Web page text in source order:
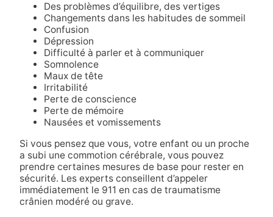
Des problèmes d’équilibre, des vertiges
Changements dans les habitudes de sommeil
Confusion
Dépression
Difficulté à parler et à communiquer
Somnolence
Maux de tête
Irritabilité
Perte de conscience
Perte de mémoire
Nausées et vomissements
Si vous pensez que vous, votre enfant ou un proche
a subi une commotion cérébrale, vous pouvez
prendre certaines mesures de base pour rester en
sécurité. Les experts conseillent d’appeler
immédiatement le 911 en cas de traumatisme
crânien modéré ou grave.